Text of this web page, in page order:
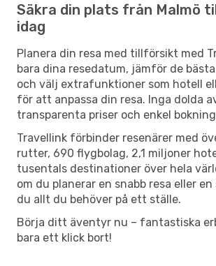
Säkra din plats från Malmö
idag
Planera din resa med tillförsikt med
bara dina resedatum, jämför de
och välj extrafunktioner som hotell
för att anpassa din resa. Inga dolda
transparenta priser och enkel
Travellink förbinder resenärer med
rutter, 690 flygbolag, 2,1 miljoner
tusentals destinationer över hela
om du planerar en snabb resa eller
du allt du behöver på ett ställe.
Börja ditt äventyr nu – fantastiska
bara ett klick bort!